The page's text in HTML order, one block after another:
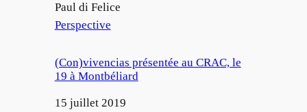
Auteur
Paul di Felice
Par rapport à
Perspective
(Con)vivencias présentée au CRAC, le
19 à Montbéliard
Date
15 juillet 2019